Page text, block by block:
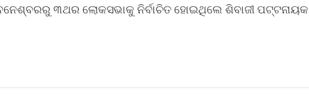
୩ଥର ଲୋକସଭାକୁ ନିର୍ବାଚିତ ହୋଇଥିଲେ ଶିବାଜୀ ପଟ୍ଟନାୟକ